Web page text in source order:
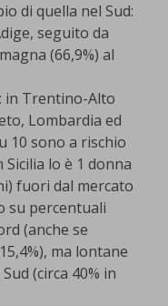
di quella nel Sud:
seguito da
(66,9%) al
: in Trentino-Alto
Lombardia ed
10 sono a rischio
lo è 1 donna
fuori dal mercato
su percentuali
(anche se
ma lontane
(circa 40% in